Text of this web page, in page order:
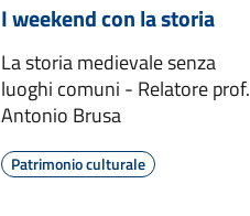
I weekend con la storia
La storia medievale senza
luoghi comuni - Relatore prof.
Antonio Brusa
Patrimonio culturale